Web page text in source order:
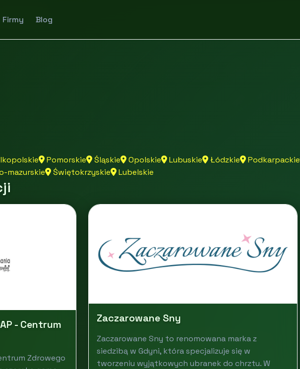
Firmy Blog
Pomorskie Śląskie Opolskie Lubuskie Łódzkie Podkarpackie
mazurskie Świętokrzyskie Lubelskie
- Centrum
Zdrowego
Zaczarowane Sny
Zaczarowane Sny to renomowana marka z
siedzibą w Gdyni, która specjalizuje się w
tworzeniu wyjątkowych ubranek do chrztu. W